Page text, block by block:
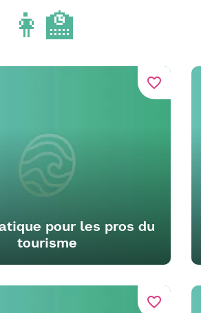
favorite_border
pour les pros du
tourisme
favorite_border